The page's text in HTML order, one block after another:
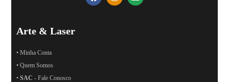
Arte & Laser
• Minha Conta
• Quem Somos
•SAC - Fale Conosco